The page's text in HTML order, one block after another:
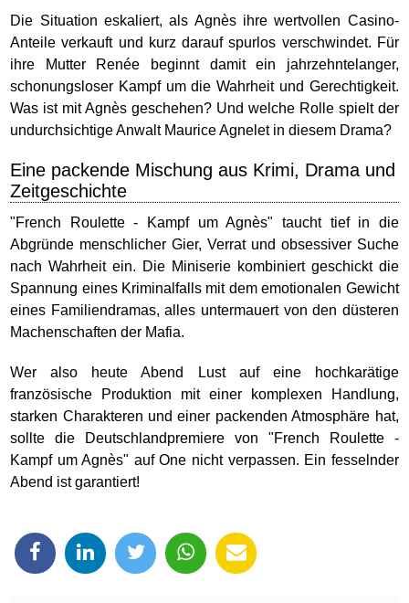
Die Situation eskaliert, als Agnès ihre wertvollen Casino-
Anteile verkauft und kurz darauf spurlos verschwindet. Für
ihre Mutter Renée beginnt damit ein jahrzehntelanger,
schonungsloser Kampf um die Wahrheit und Gerechtigkeit.
Was ist mit Agnès geschehen? Und welche Rolle spielt der
undurchsichtige Anwalt Maurice Agnelet in diesem Drama?
Eine packende Mischung aus Krimi, Drama und
Zeitgeschichte
"French Roulette - Kampf um Agnès" taucht tief in die
Abgründe menschlicher Gier, Verrat und obsessiver Suche
nach Wahrheit ein. Die Miniserie kombiniert geschickt die
Spannung eines Kriminalfalls mit dem emotionalen Gewicht
eines Familiendramas, alles untermauert von den düsteren
Machenschaften der Mafia.
Wer also heute Abend Lust auf eine hochkarätige
französische Produktion mit einer komplexen Handlung,
starken Charakteren und einer packenden Atmosphäre hat,
sollte die Deutschlandpremiere von "French Roulette -
Kampf um Agnès" auf One nicht verpassen. Ein fesselnder
Abend ist garantiert!